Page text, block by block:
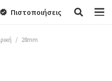
verified Πιστοποιήσεις
/ 28mm